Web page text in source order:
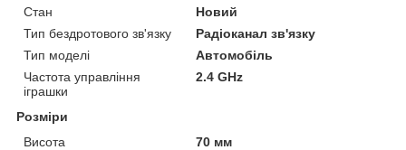
Стан
Новий
Тип бездротового зв'язку
Радіоканал зв'язку
Тип моделі
Автомобіль
Частота управління
іграшки
2.4 GHz
Розміри
Висота
70 мм